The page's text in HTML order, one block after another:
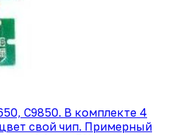
C9850. В комплекте 4
свой чип. Примерный